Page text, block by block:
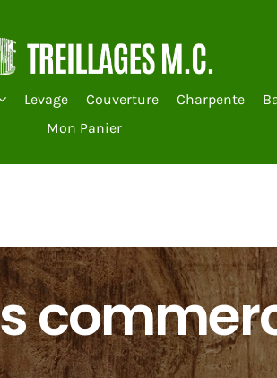
Levage Couverture Charpente
Mon Panier